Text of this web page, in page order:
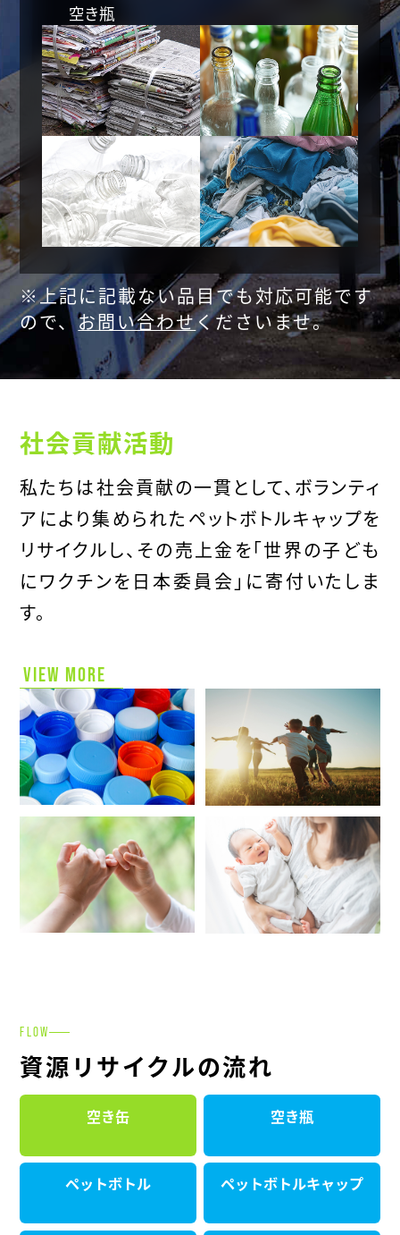
空き瓶
※上記に記載ない品目でも対応可能です
ので、お問い合わせくださいませ。
社会貢献活動
私たちは社会貢献の一貫として、ボランティ
アにより集められたペットボトルキャップを
リサイクルし、その売上金を「世界の子ども
にワクチンを日本委員会」に寄付いたしま
す。
VIEW MORE
FLOW
資源リサイクルの流れ
空き缶 空き瓶
ペットボトル ペットボトルキャップ